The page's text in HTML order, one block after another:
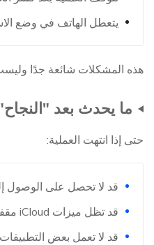
يتعطل الهاتف في وضع
هذه المشكلات شائعة جدًا
ما يحدث بعد
حتى إذا انتهت العملية:
قد لا تحصل على الوصول
قد تظل ميزات iCloud مقفلة
قد لا تعمل بعض التطبيقات